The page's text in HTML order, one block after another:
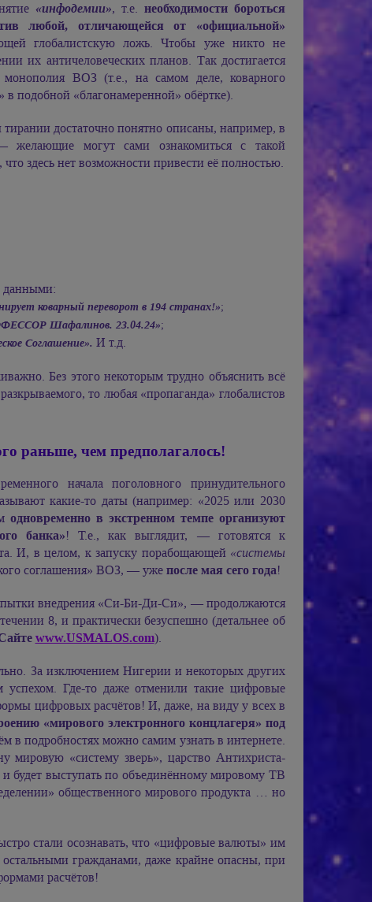
«инфодемии», т.е.необходимости бороться
любой, отличающейся от «официальной»
глобалистскую ложь. Чтобы уже никто не
их античеловеческих планов. Так достигается
монополия ВОЗ (т.е., на самом деле, коварного
в подобной «благонамеренной» обёртке).
достаточно понятно описаны, например, в
желающие могут сами ознакомиться с такой
здесь нет возможности привести её полностью.
данными:
коварный переворот в 194 странах!»;
Шафалинов. 23.04.24»;
Соглашение». И т.д.
Без этого некоторым трудно объяснить всё
то любая «пропаганда» глобалистов
раньше, чем предполагалось!
начала поголовного принудительного
какие-то даты (например: «2025 или 2030
одновременно в экстренном темпе организуют
банка»! Т.е., как выглядит, — готовятся к
И, в целом, к запуску порабощающей «системы
соглашения» ВОЗ, — ужепосле мая сего года!
внедрения «Си-Би-Ди-Си», — продолжаются
8, и практически безуспешно (детальнее об
www.USMALOS.com).
За изключением Нигерии и некоторых других
Где-то даже отменили такие цифровые
цифровых расчётов! И, даже, на виду у всех в
«мирового электронного концлагеря» под
в подробностях можно самим узнать в интернете.
мировую «систему зверь», царство Антихриста-
будет выступать по объединённому мировому ТВ
общественного мирового продукта … но
стали осознавать, что «цифровые валюты» им
гражданами, даже крайне опасны, при
расчётов!